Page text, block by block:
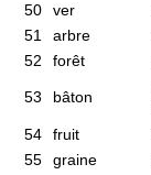
50
ver
51
arbre
52
forêt
53 bâton
54
fruit
55
graine